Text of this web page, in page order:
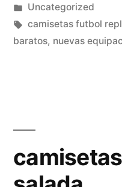
por
Publicado
en
Uncategorized
Etiquetas:
camisetas futbol
baratos, nuevas